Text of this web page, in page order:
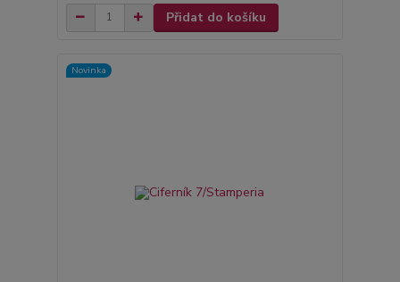
Přidat do košíku
Novinka